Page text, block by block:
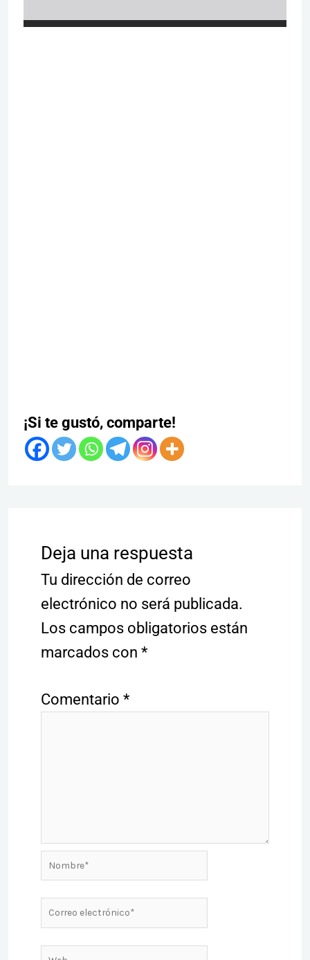
¡Si te gustó, comparte!
Deja una respuesta
Tu dirección de correo
electrónico no será publicada.
Los campos obligatorios están
marcados con *
Comentario *
Nombre*
Correo
electrónico*
Web